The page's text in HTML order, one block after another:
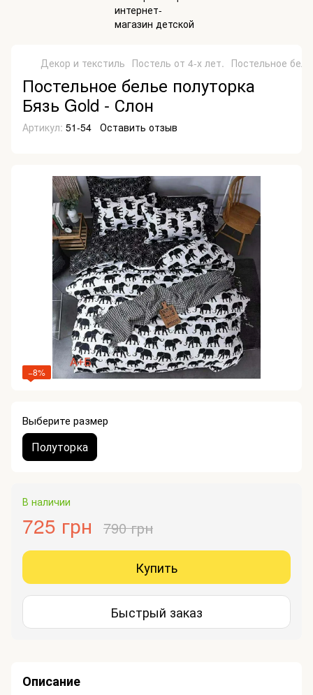
Декор и текстиль Постель от 4-х лет. Постельное
Постельное белье полуторка
Бязь Gold - Слон
Артикул: 51-54 Оставить отзыв
−8%
Выберите размер
Полуторка
В наличии
725 грн 790 грн
Купить
Быстрый заказ
Описание